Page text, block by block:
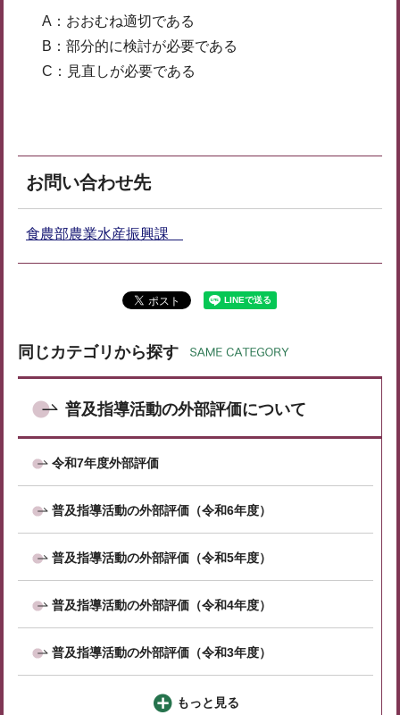
A：おおむね適切である
B：部分的に検討が必要である
C：見直しが必要である
お問い合わせ先
食農部農業水産振興課
同じカテゴリから探す
普及指導活動の外部評価について
令和7年度外部評価
普及指導活動の外部評価（令和6年度）
普及指導活動の外部評価（令和5年度）
普及指導活動の外部評価（令和4年度）
普及指導活動の外部評価（令和3年度）
もっと見る